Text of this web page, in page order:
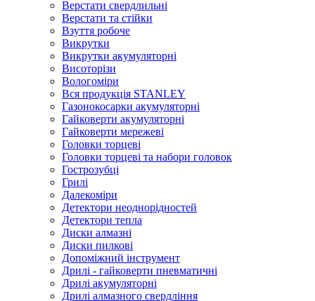
Верстати свердлильні
Верстати та стійки
Взуття робоче
Викрутки
Викрутки акумуляторні
Висоторізи
Вологоміри
Вся продукція STANLEY
Газонокосарки акумуляторні
Гайковерти акумуляторні
Гайковерти мережеві
Головки торцеві
Головки торцеві та набори головок
Гострозубці
Грилі
Далекоміри
Детектори неоднорідностей
Детектори тепла
Диски алмазні
Диски пилкові
Допоміжний інструмент
Дрилі - гайковерти пневматичні
Дрилі акумуляторні
Дрилі алмазного свердління